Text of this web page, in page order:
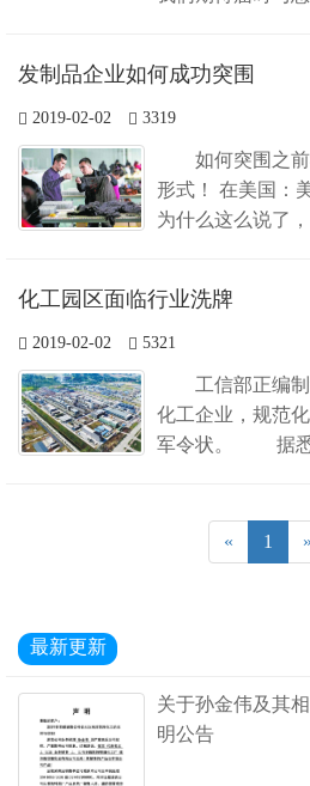
发制品企业如何成功突围
2019-02-02 3319
如何突围之
形式！ 在美国：美国的经济是信用经济，
为什么这么说了
次影响较大的是
外的高档产品打
化工园区面临行业洗牌
2019-02-02 5321
工信部正编
化工企业，规范
军令状。 据悉，中国化工园区将遭遇
« 1 »
最新更新
关于孙金伟及其
明公告